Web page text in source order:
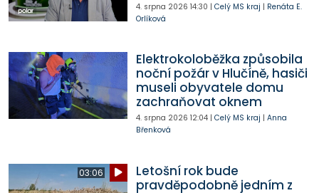
4. srpna 2026 14:30 | Celý MS kraj | Renáta E.
Orlíková
Elektrokoloběžka způsobila
noční požár v Hlučíně, hasiči
museli obyvatele domu
zachraňovat oknem
4. srpna 2026 12:04| Celý MS kraj | Anna
Břenková
03:06
Letošní rok bude
pravděpodobně jedním z